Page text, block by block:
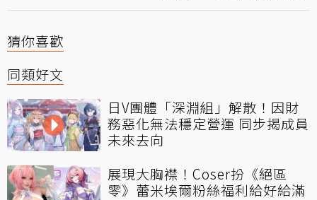
猜你喜歡
同類好文
日V團體「深淵組」解散！因財
務惡化無法穩定營運 同步揭成員
未來去向
展現大胸襟！Coser扮《絕區
零》蕾米埃爾粉絲福利給好給滿